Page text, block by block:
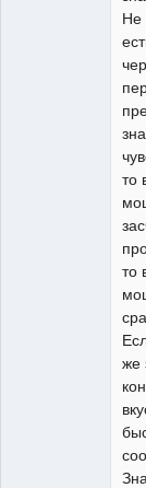
Не
то
то
же